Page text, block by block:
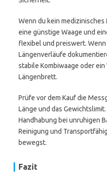
Wenn du kein
eine günstige Waage und
flexibel und preiswert. Wenn
Längenverläufe
stabile Kombiwaage oder
Längenbrett.
Prüfe vor dem Kauf die
Länge und das
Handhabung bei unruhigen
Reinigung und
bewegst.
Fazit